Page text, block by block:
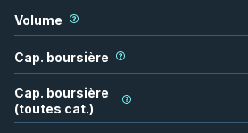
Volume
Cap. boursière
Cap. boursière
(toutes cat.)